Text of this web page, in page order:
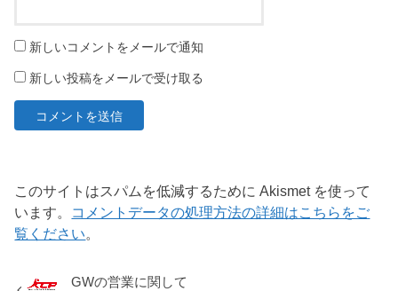
新しいコメントをメールで通知
新しい投稿をメールで受け取る
このサイトはスパムを低減するために Akismet を使って
います。 コメントデータの処理方法の詳細はこちらをご
覧ください
GWの営業に関して